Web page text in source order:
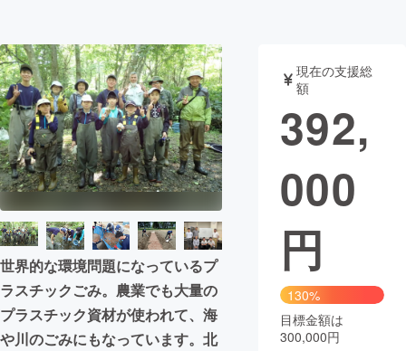
テクノロジー・ガジェット
映像・映画 書籍・雑誌
ビジネス・起業 チャレンジ
まちづくり・地域活性化
CAMPFIRE for Social Good
CAMPFIRE Creation
CAMPFIREふるさと納税machi-ya コミュニティ
世界的な環境問題になっているプ
ラスチックごみ。農業でも大量の
プラスチック資材が使われて、海
や川のごみにもなっています。北
現在の支援総
額
392,
000
円
130%
目標金額は
300,000円